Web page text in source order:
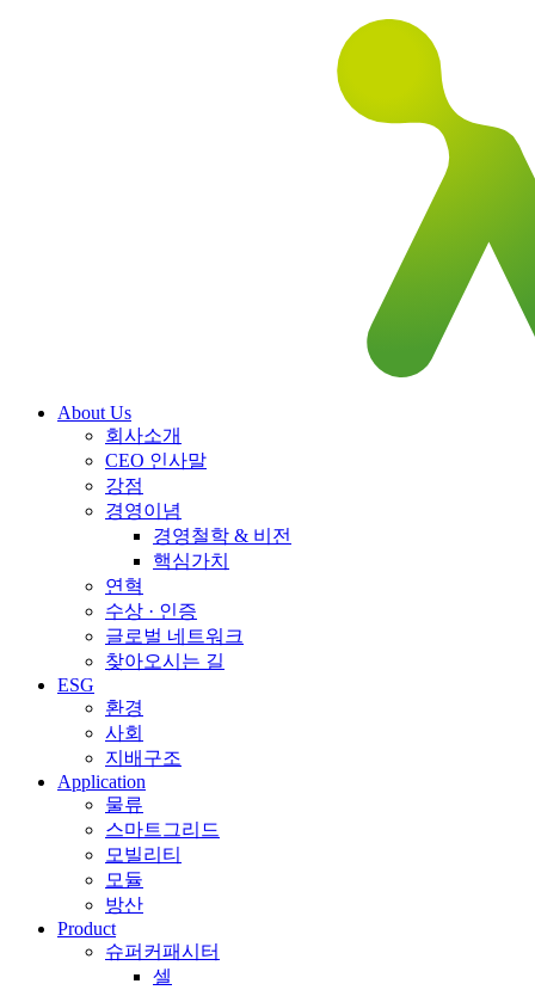
About Us
회사소개
CEO 인사말
강점
경영이념
경영철학 & 비전
핵심가치
연혁
수상 · 인증
글로벌 네트워크
찾아오시는 길
ESG
환경
사회
지배구조
Application
물류
스마트그리드
모빌리티
모듈
방산
Product
슈퍼커패시터
셀